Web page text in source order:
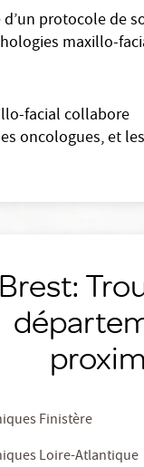
protocole de
maxillo-
facial collabore
oncologues, et les
Brest:
Finistère
Loire-Atlantique